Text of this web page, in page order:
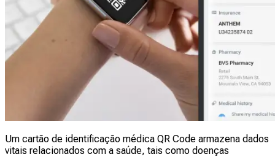
Um cartão de identificação médica QR Code armazena dados
vitais relacionados com a saúde, tais como doenças